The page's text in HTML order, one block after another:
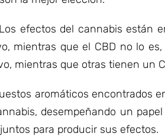
Los efectos del cannabis están
mientras que el CBD no lo
mientras que otras tienen un
aromáticos encontrados
desempeñando un
para producir sus efectos.